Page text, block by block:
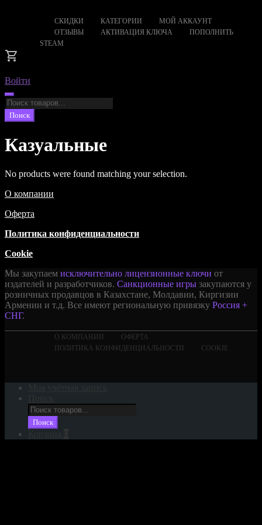
СКИДКИ КАТЕГОРИИ
МОЙ АККАУНТ
ОТЗЫВЫ
АКТИВАЦИЯ КЛЮЧА
ПОПОЛНИТЬ
STEAM
Войти
Поиск
товаров
Поиск
Казуальные
No products were found matching your selection.
О компании
Оферта
Политика конфиденциальности
Cookie
Мы закупаем исключительно лицензионные ключи от
издателей и разработчиков. Санкционные игры закупаются у
розничных продавцов в Казахстане, Молдавии, Киргизии
Армении и т.д. Все имеют региональную привязку Россия +
СНГ.
О КОМПАНИИ
ОФЕРТА
ПОЛИТИКА КОНФИДЕНЦИАЛЬНОСТИ
COOKIE
Поиск
товаров
Поиск